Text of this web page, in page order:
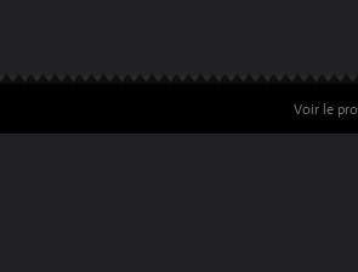
Voir le